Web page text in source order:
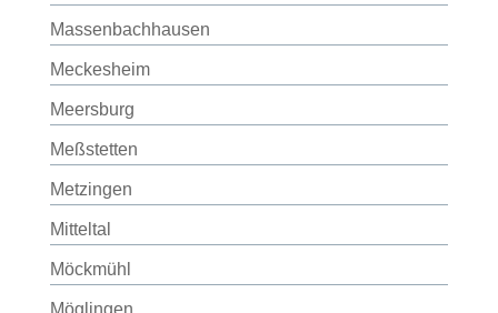
Massenbachhausen
Meckesheim
Meersburg
Meßstetten
Metzingen
Mitteltal
Möckmühl
Möglingen